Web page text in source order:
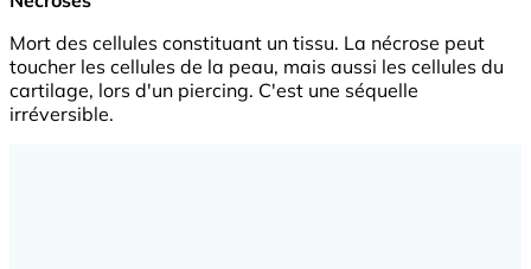
Mort des cellules constituant un tissu. La nécrose peut
toucher les cellules de la peau, mais aussi les cellules du
cartilage, lors d'un piercing. C'est une séquelle
irréversible.